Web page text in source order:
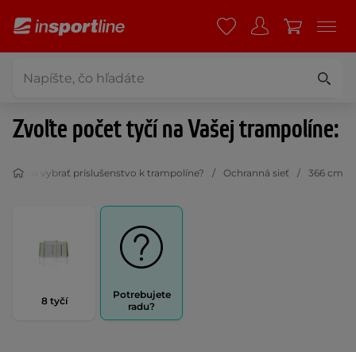
Zvoľte počet tyčí na Vašej trampolíne:
Ako vybrať príslušenstvo k trampolíne? Ochranná sieť 366 cm
8 tyčí
Potrebujete
radu?